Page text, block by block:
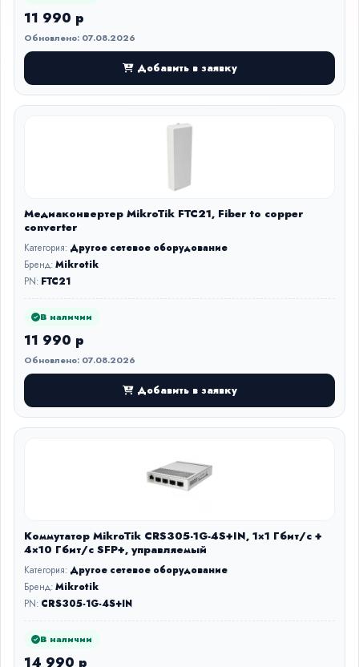
11 990 р
Обновлено: 07.08.2026
Добавить в заявку
Медиаконвертер MikroTik FTC21, Fiber to copper
converter
Категория: Другое сетевое оборудование
Бренд:Mikrotik
PN: FTC21
В наличии
11 990 р
Обновлено: 07.08.2026
Добавить в заявку
Коммутатор MikroTik CRS305-1G-4S+IN, 1×1 Гбит/с +
4×10 Гбит/с SFP+, управляемый
Категория: Другое сетевое оборудование
Бренд:Mikrotik
PN: CRS305-1G-4S+IN
В наличии
14 990 р